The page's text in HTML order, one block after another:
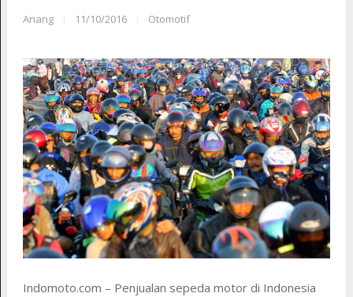
Anang 11/10/2016 Otomotif
Indomoto.com – Penjualan sepeda motor di Indonesia